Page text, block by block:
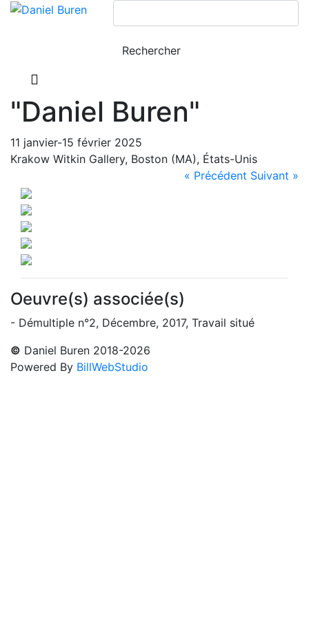
"Daniel Buren"
11 janvier-15 février 2025
Krakow Witkin Gallery, Boston (MA), États-Unis
« Précédent Suivant »
Oeuvre(s) associée(s)
- Démultiple n°2, Décembre, 2017, Travail situé
© Daniel Buren 2018-2026
Powered By BillWebStudio